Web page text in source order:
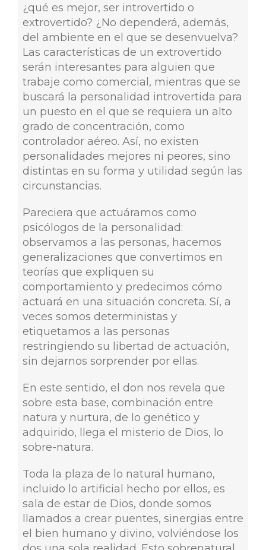
¿qué es mejor, ser introvertido o
extrovertido? ¿No dependerá, además,
del ambiente en el que se desenvuelva?
Las características de un extrovertido
serán interesantes para alguien que
trabaje como comercial, mientras que se
buscará la personalidad introvertida para
un puesto en el que se requiera un alto
grado de concentración, como
controlador aéreo. Así, no existen
personalidades mejores ni peores, sino
distintas en su forma y utilidad según las
circunstancias.
Pareciera que actuáramos como
psicólogos de la personalidad:
observamos a las personas, hacemos
generalizaciones que convertimos en
teorías que expliquen su
comportamiento y predecimos cómo
actuará en una situación concreta. Sí, a
veces somos deterministas y
etiquetamos a las personas
restringiendo su libertad de actuación,
sin dejarnos sorprender por ellas.
En este sentido, el don nos revela que
sobre esta base, combinación entre
natura y nurtura, de lo genético y
adquirido, llega el misterio de Dios, lo
sobre-natura.
Toda la plaza de lo natural humano,
incluido lo artificial hecho por ellos, es
sala de estar de Dios, donde somos
llamados a crear puentes, sinergias entre
el bien humano y divino, volviéndose los